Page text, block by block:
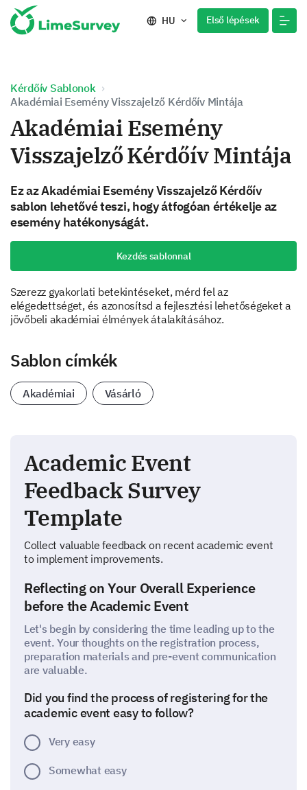
HU Első lépések
Kérdőív Sablonok
Akadémiai Esemény Visszajelző Kérdőív Mintája
Akadémiai Esemény
Visszajelző Kérdőív Mintája
Ez az Akadémiai Esemény Visszajelző Kérdőív
sablon lehetővé teszi, hogy átfogóan értékelje az
esemény hatékonyságát.
Kezdés sablonnal
Szerezz gyakorlati betekintéseket, mérd fel az
elégedettséget, és azonosítsd a fejlesztési lehetőségeket a
jövőbeli akadémiai élmények átalakításához.
Sablon címkék
Akadémiai Vásárló
Academic Event
Feedback Survey
Template
Collect valuable feedback on recent academic event
to implement improvements.
Reflecting on Your Overall Experience
before the Academic Event
Let's begin by considering the time leading up to the
event. Your thoughts on the registration process,
preparation materials and pre-event communication
are valuable.
Did you find the process of registering for the
academic event easy to follow?
Very easy
Somewhat easy